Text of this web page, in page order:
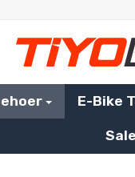
E-Bike
Sale